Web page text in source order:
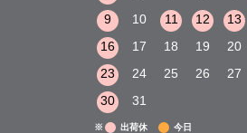
9
10 11 12 13
16
17 18 19 20
23
24 25 26 27
30
31
※ 出荷休 今日